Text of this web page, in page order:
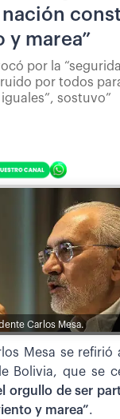
y marea”
por la
por todos
sostuvo”
Carlos Mesa.
Mesa se refirió
Bolivia, que se
orgullo de ser
y marea”.